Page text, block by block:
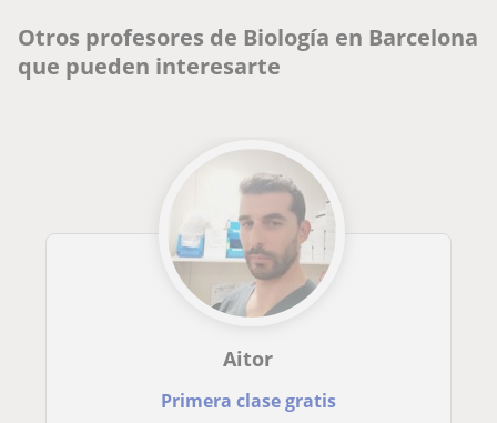
Otros profesores de Biología en Barcelona
que pueden interesarte
Aitor
Primera clase gratis